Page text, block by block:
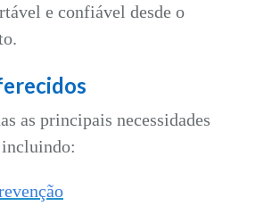
e confiável desde o
as principais necessidades